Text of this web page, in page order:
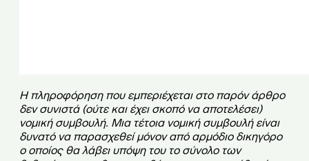
Η πληροφόρηση που εμπεριέχεται στο παρόν άρθρο
δεν συνιστά (ούτε και έχει σκοπό να αποτελέσει)
νομική συμβουλή. Μια τέτοια νομική συμβουλή είναι
δυνατό να παρασχεθεί μόνον από αρμόδιο δικηγόρο
ο οποίος θα λάβει υπόψη του το σύνολο των